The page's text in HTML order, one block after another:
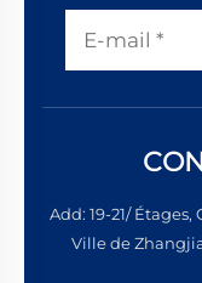
Add: 19-21/
Ville de